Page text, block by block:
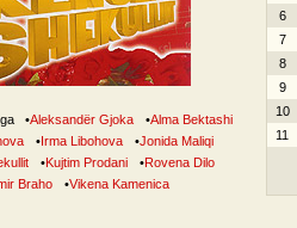
•Aleksandër Gjoka •Alma Bektashi
•Irma Libohova •Jonida Maliqi
•Kujtim Prodani •Rovena Dilo
Braho •Vikena Kamenica
6
7
8
9
10
11